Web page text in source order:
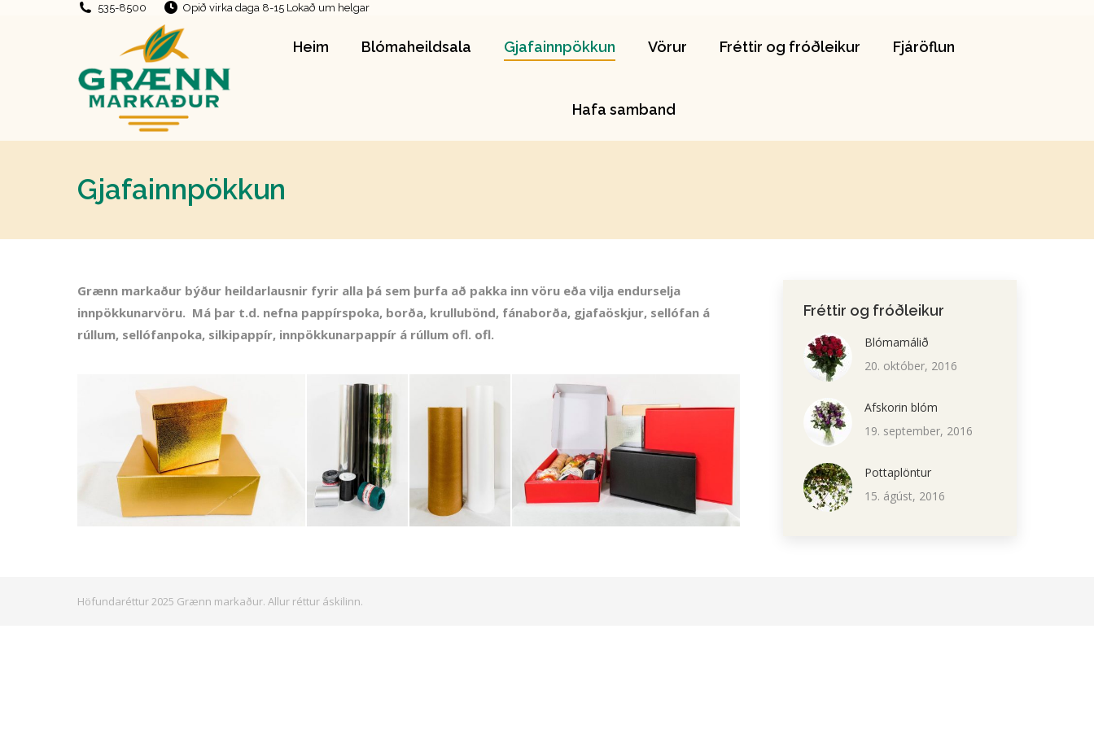
535-8500 Opið virka daga 8-15 Lokað um helgar
Heim Blómaheildsala Gjafainnpökkun Vörur Fréttir og fróðleikur Fjáröflun
Hafa samband
Gjafainnpökkun
Grænn markaður býður heildarlausnir fyrir alla þá sem þurfa að pakka inn vöru eða vilja endurselja
innpökkunarvöru. Má þar t.d. nefna pappírspoka, borða, krullubönd, fánaborða, gjafaöskjur, sellófan á
rúllum, sellófanpoka, silkipappír, innpökkunarpappír á rúllum ofl. ofl.
Fréttir og fróðleikur
Blómamálið
20. október, 2016
Afskorin blóm
19. september, 2016
Pottaplöntur
15. ágúst, 2016
Höfundaréttur 2025 Grænn markaður. Allur réttur áskilinn.